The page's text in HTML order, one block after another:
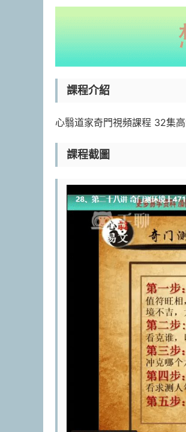
課程介紹
心翳道家奇門視頻課程 32集
課程截圖